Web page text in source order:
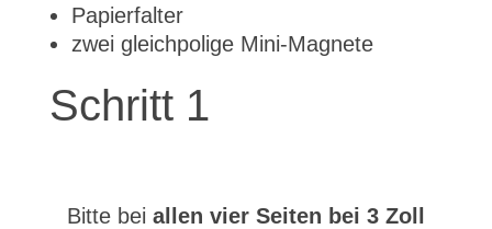
Papierfalter
zwei gleichpolige Mini-Magnete
Schritt 1
Bitte bei allen vier Seiten bei 3 Zoll